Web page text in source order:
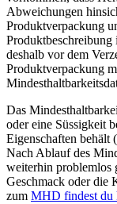
Abweichungen
Produktverpackung
deshalb vor dem
Produktverpackung
Das
oder eine Süssigkeit
Eigenschaften behält
Nach Ablauf des
weiterhin problemlos
Geschmack oder die
zum MHD findest du